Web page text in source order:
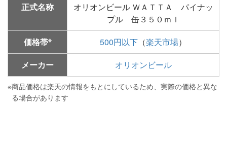
正式名称
オリオンビール ＷＡＴＴＡ パイナッ
プル 缶３５０ｍｌ
価格帯※ 500円以下 （楽天市場）
メーカー
オリオンビール
※商品価格は楽天の情報をもとにしているため、実際の価格と異な
る場合があります